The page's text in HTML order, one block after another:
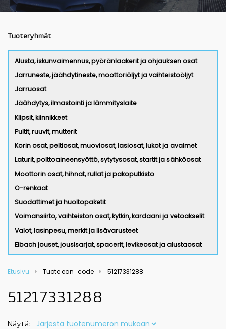
Tuoteryhmät
Alusta, iskunvaimennus, pyöränlaakerit ja ohjauksen osat
Jarruneste, jäähdytineste, moottoriöljyt ja vaihteistoöljyt
Jarruosat
Jäähdytys, ilmastointi ja lämmityslaite
Klipsit, kiinnikkeet
Pultit, ruuvit, mutterit
Korin osat, peltiosat, muoviosat, lasiosat, lukot ja avaimet
Laturit, polttoaineensyöttö, sytytysosat, startit ja sähköosat
Moottorin osat, hihnat, rullat ja pakoputkisto
O-renkaat
Suodattimet ja huoltopaketit
Voimansiirto, vaihteiston osat, kytkin, kardaani ja vetoakselit
Valot, lasinpesu, merkit ja lisävarusteet
Eibach jouset, jousisarjat, spacerit, levikeosat ja alustaosat
Etusivu Tuote ean_code 51217331288
51217331288
Näytä: